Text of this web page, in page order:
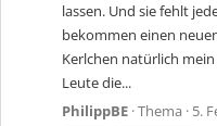
lassen. Und sie fehlt
bekommen einen
Kerlchen natürlich
Leute die...
PhilippBE Thema 5.